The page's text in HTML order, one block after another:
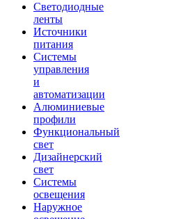
Светодиодные
ленты
Источники
питания
Системы
управления
и
автоматизации
Алюминиевые
профили
Функциональный
свет
Дизайнерский
свет
Системы
освещения
Наружное